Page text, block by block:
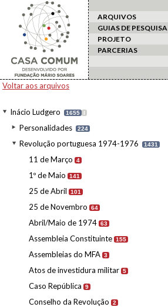
ARQUIVOS
GUIAS DE PESQUISA
PROJETO
PARCERIAS
Voltar aos arquivos
Inácio Ludgero 1655 I
Personalidades 224
Revolução portuguesa 1974-1976 1431
11 de Março 4
1º de Maio 141
25 de Abril 101
25 de Novembro 64
Abril/Maio de 1974 63
Assembleia Constituinte 155
Assembleias do MFA 3
Atos de investidura militar 5
Caso República 9
Conselho da Revolução 2